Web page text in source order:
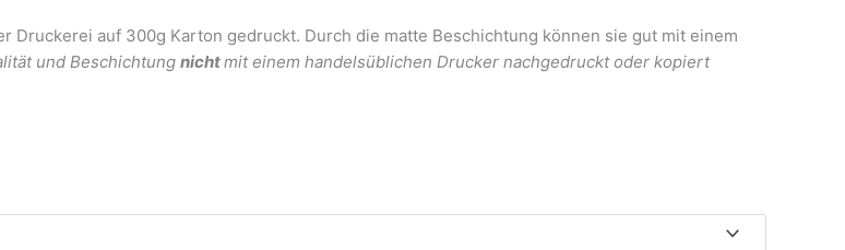
Druckerei auf 300g Karton gedruckt. Durch die matte Beschichtung können sie gut mit einem
und Beschichtung nichtmit einem handelsüblichen Drucker nachgedruckt oder kopiert